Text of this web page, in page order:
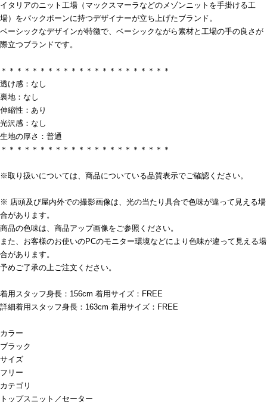
イタリアのニット工場（マックスマーラなどのメゾンニットを手掛ける工
場）をバックボーンに持つデザイナーが立ち上げたブランド。
ベーシックなデザインが特徴で、ベーシックながら素材と工場の手の良さが
際立つブランドです。
＊＊＊＊＊＊＊＊＊＊＊＊＊＊＊＊＊＊＊＊＊＊
透け感：なし
裏地：なし
伸縮性：あり
光沢感：なし
生地の厚さ：普通
＊＊＊＊＊＊＊＊＊＊＊＊＊＊＊＊＊＊＊＊＊＊
※取り扱いについては、商品についている品質表示でご確認ください。
※ 店頭及び屋内外での撮影画像は、光の当たり具合で色味が違って見える場
合があります。
商品の色味は、商品アップ画像をご参照ください。
また、お客様のお使いのPCのモニター環境などにより色味が違って見える場
合があります。
予めご了承の上ご注文ください。
着用スタッフ身長：156cm 着用サイズ：FREE
詳細着用スタッフ身長：163cm 着用サイズ：FREE
カラー
ブラック
サイズ
フリー
カテゴリ
トップスニット／セーター